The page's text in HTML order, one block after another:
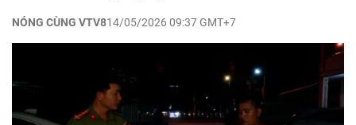
NÓNG CÙNG VTV814/05/2026 09:37 GMT+7